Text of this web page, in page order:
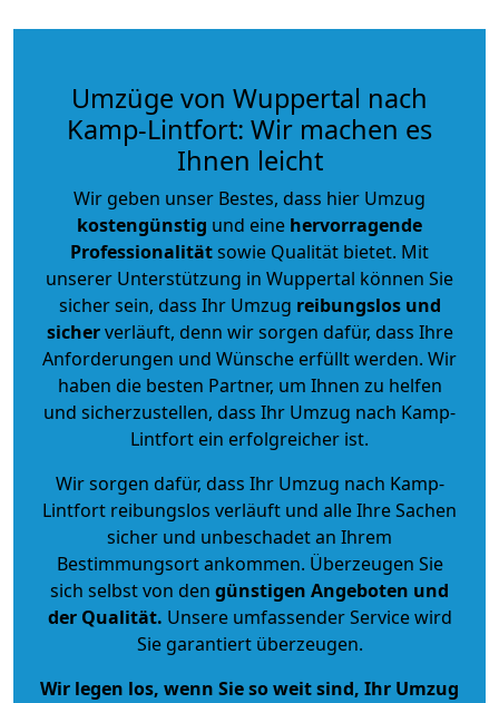
Umzüge von Wuppertal nach
Kamp-Lintfort: Wir machen es
Ihnen leicht
Wir geben unser Bestes, dass hier Umzug
kostengünstig und eine hervorragende
Professionalitätsowie Qualität bietet. Mit
unserer Unterstützung in Wuppertal können Sie
sicher sein, dass Ihr Umzug reibungslos und
sicherverläuft, denn wir sorgen dafür, dass Ihre
Anforderungen und Wünsche erfüllt werden. Wir
haben die besten Partner, um Ihnen zu helfen
und sicherzustellen, dass Ihr Umzug nach Kamp-
Lintfort ein erfolgreicher ist.
Wir sorgen dafür, dass Ihr Umzug nach Kamp-
Lintfort reibungslos verläuft und alle Ihre Sachen
sicher und unbeschadet an Ihrem
Bestimmungsort ankommen. Überzeugen Sie
sich selbst von den günstigen Angeboten und
der Qualität. Unsere umfassender Service wird
Sie garantiert überzeugen.
Wir legen los, wenn Sie so weit sind, Ihr Umzug